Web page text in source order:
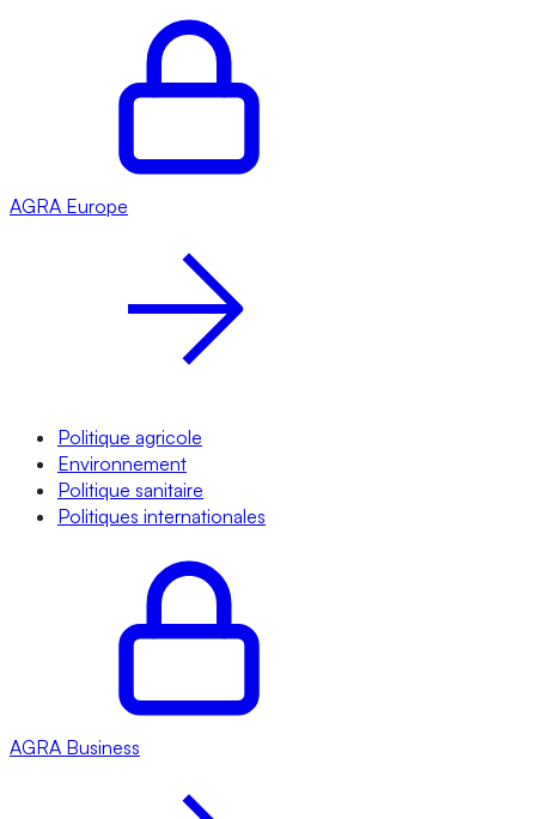
AGRA Europe
Politique agricole
Environnement
Politique sanitaire
Politiques internationales
AGRA Business